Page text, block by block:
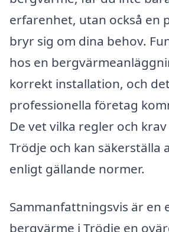
erfarenhet, utan också en
bryr sig om dina behov.
hos en
korrekt installation, och
professionella företag
De vet vilka regler och
Trödje och kan säkerställa
enligt gällande normer.
Sammanfattningsvis är en
bergvärme i Trödje en